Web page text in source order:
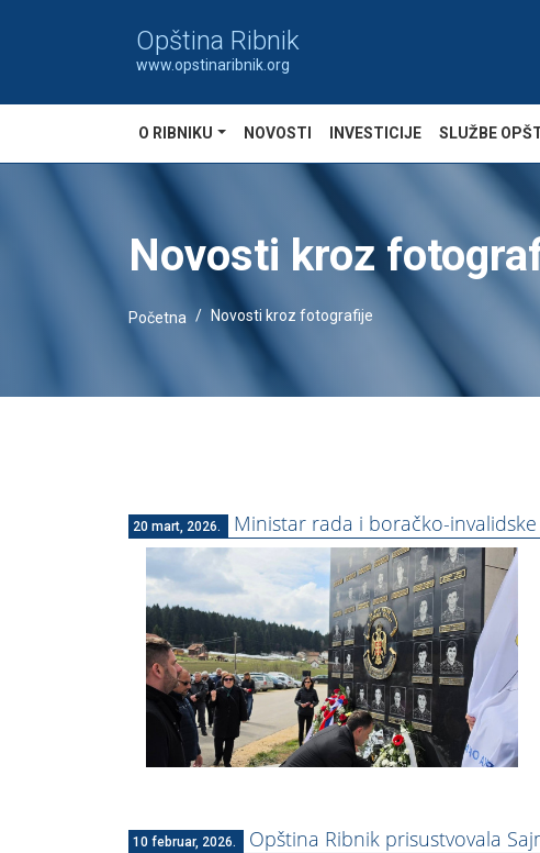
Opština Ribnik
www.opstinaribnik.org
O RIBNIKU NOVOSTI INVESTICIJE SLUŽBE
Novosti kroz
Početna Novosti kroz fotografije
20 mart, 2026. Ministar rada i boračko-
10 februar, 2026. Opština Ribnik prisustvovala